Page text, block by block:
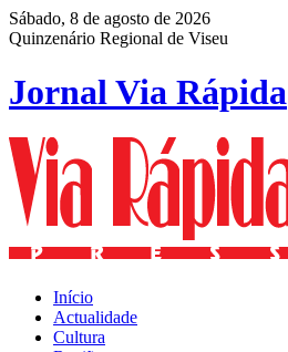
Sábado, 8 de agosto de 2026
Quinzenário Regional de Viseu
Jornal Via Rápida
Início
Actualidade
Cultura